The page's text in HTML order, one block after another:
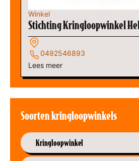
Winkel
Stichting Kringloopwinkel
0492546893
Lees meer
Soorten kringloopwinkels
Kringloopwinkel